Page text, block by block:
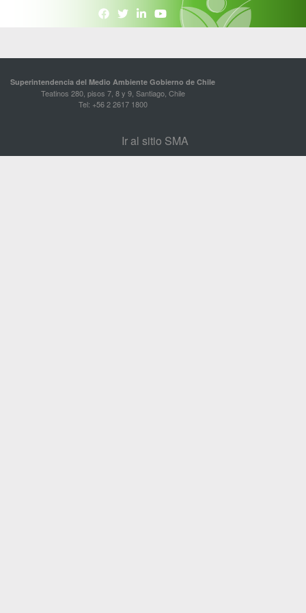
Superintendencia del Medio Ambiente Gobierno de Chile
Teatinos 280, pisos 7, 8 y 9, Santiago, Chile
Tel: +56 2 2617 1800
Ir al sitio SMA